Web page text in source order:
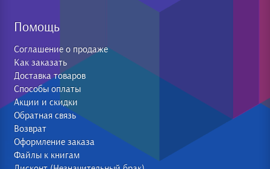
Помощь
Соглашение о продаже
Как заказать
Доставка товаров
Способы оплаты
Акции и скидки
Обратная связь
Возврат
Оформление заказа
Файлы к книгам